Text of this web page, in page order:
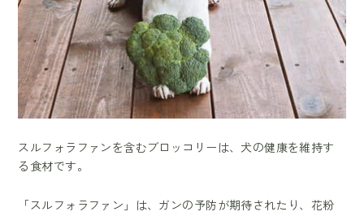
スルフォラファンを含むブロッコリーは、犬の健康を維持す
る食材です。
「スルフォラファン」は、ガンの予防が期待されたり、花粉